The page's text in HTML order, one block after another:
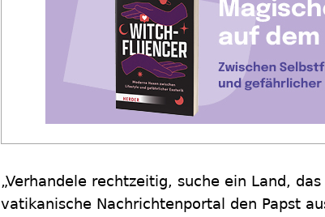
„Verhandele rechtzeitig, suche ein Land,
vatikanische Nachrichtenportal den Papst